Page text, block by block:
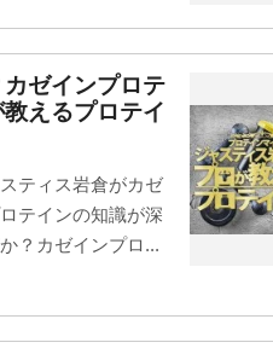
ゼインプロテ
えるプロテイ
ティス岩倉がカゼ
テインの知識が深
？カゼインプロ...